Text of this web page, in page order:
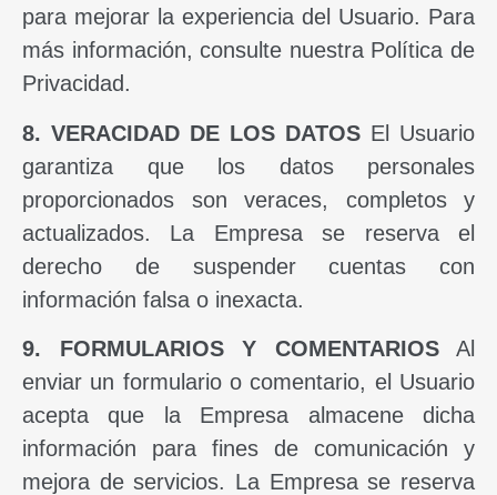
para mejorar la experiencia del Usuario. Para
más información, consulte nuestra Política de
Privacidad.
8. VERACIDAD DE LOS DATOS El Usuario
garantiza que los datos personales
proporcionados son veraces, completos y
actualizados. La Empresa se reserva el
derecho de suspender cuentas con
información falsa o inexacta.
9. FORMULARIOS Y COMENTARIOSAl
enviar un formulario o comentario, el Usuario
acepta que la Empresa almacene dicha
información para fines de comunicación y
mejora de servicios. La Empresa se reserva